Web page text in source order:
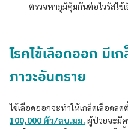
ตรวจหาภูมิคุ้มกันต่อไวรัสไข้
โรคไข้เลือดออก มีเ
ภาวะอันตราย
ไข้เลือดออกจะทำให้เกล็ดเลือดลด
100,000 ตัว/ลบ.มม. ผู้ป่วยจะมีค